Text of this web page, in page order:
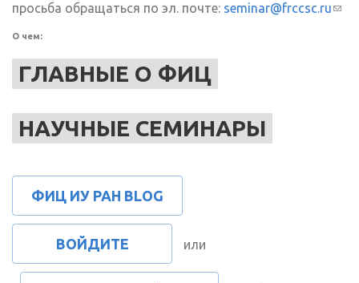
просьба обращаться по эл. почте: seminar@frccsc.ru
О чем:
ГЛАВНЫЕ О ФИЦ
НАУЧНЫЕ СЕМИНАРЫ
ФИЦ ИУ РАН BLOG
ВОЙДИТЕ или